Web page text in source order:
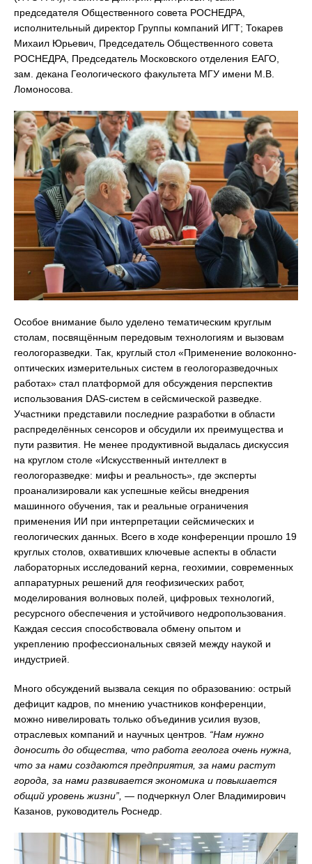
председателя Общественного совета РОСНЕДРА,
исполнительный директор Группы компаний ИГТ; Токарев
Михаил Юрьевич, Председатель Общественного совета
РОСНЕДРА, Председатель Московского отделения ЕАГО,
зам. декана Геологического факультета МГУ имени М.В.
Ломоносова.
Особое внимание было уделено тематическим круглым
столам, посвящённым передовым технологиям и вызовам
геологоразведки. Так, круглый стол «Применение волоконно-
оптических измерительных систем в геологоразведочных
работах» стал платформой для обсуждения перспектив
использования DAS-систем в сейсмической разведке.
Участники представили последние разработки в области
распределённых сенсоров и обсудили их преимущества и
пути развития. Не менее продуктивной выдалась дискуссия
на круглом столе «Искусственный интеллект в
геологоразведке: мифы и реальность», где эксперты
проанализировали как успешные кейсы внедрения
машинного обучения, так и реальные ограничения
применения ИИ при интерпретации сейсмических и
геологических данных. Всего в ходе конференции прошло 19
круглых столов, охвативших ключевые аспекты в области
лабораторных исследований керна, геохимии, современных
аппаратурных решений для геофизических работ,
моделирования волновых полей, цифровых технологий,
ресурсного обеспечения и устойчивого недропользования.
Каждая сессия способствовала обмену опытом и
укреплению профессиональных связей между наукой и
индустрией.
Много обсуждений вызвала секция по образованию: острый
дефицит кадров, по мнению участников конференции,
можно нивелировать только объединив усилия вузов,
отраслевых компаний и научных центров. “Нам нужно
доносить до общества, что работа геолога очень нужна,
что за нами создаются предприятия, за нами растут
города, за нами развивается экономика и повышается
общий уровень жизни”, — подчеркнул Олег Владимирович
Казанов, руководитель Роснедр.